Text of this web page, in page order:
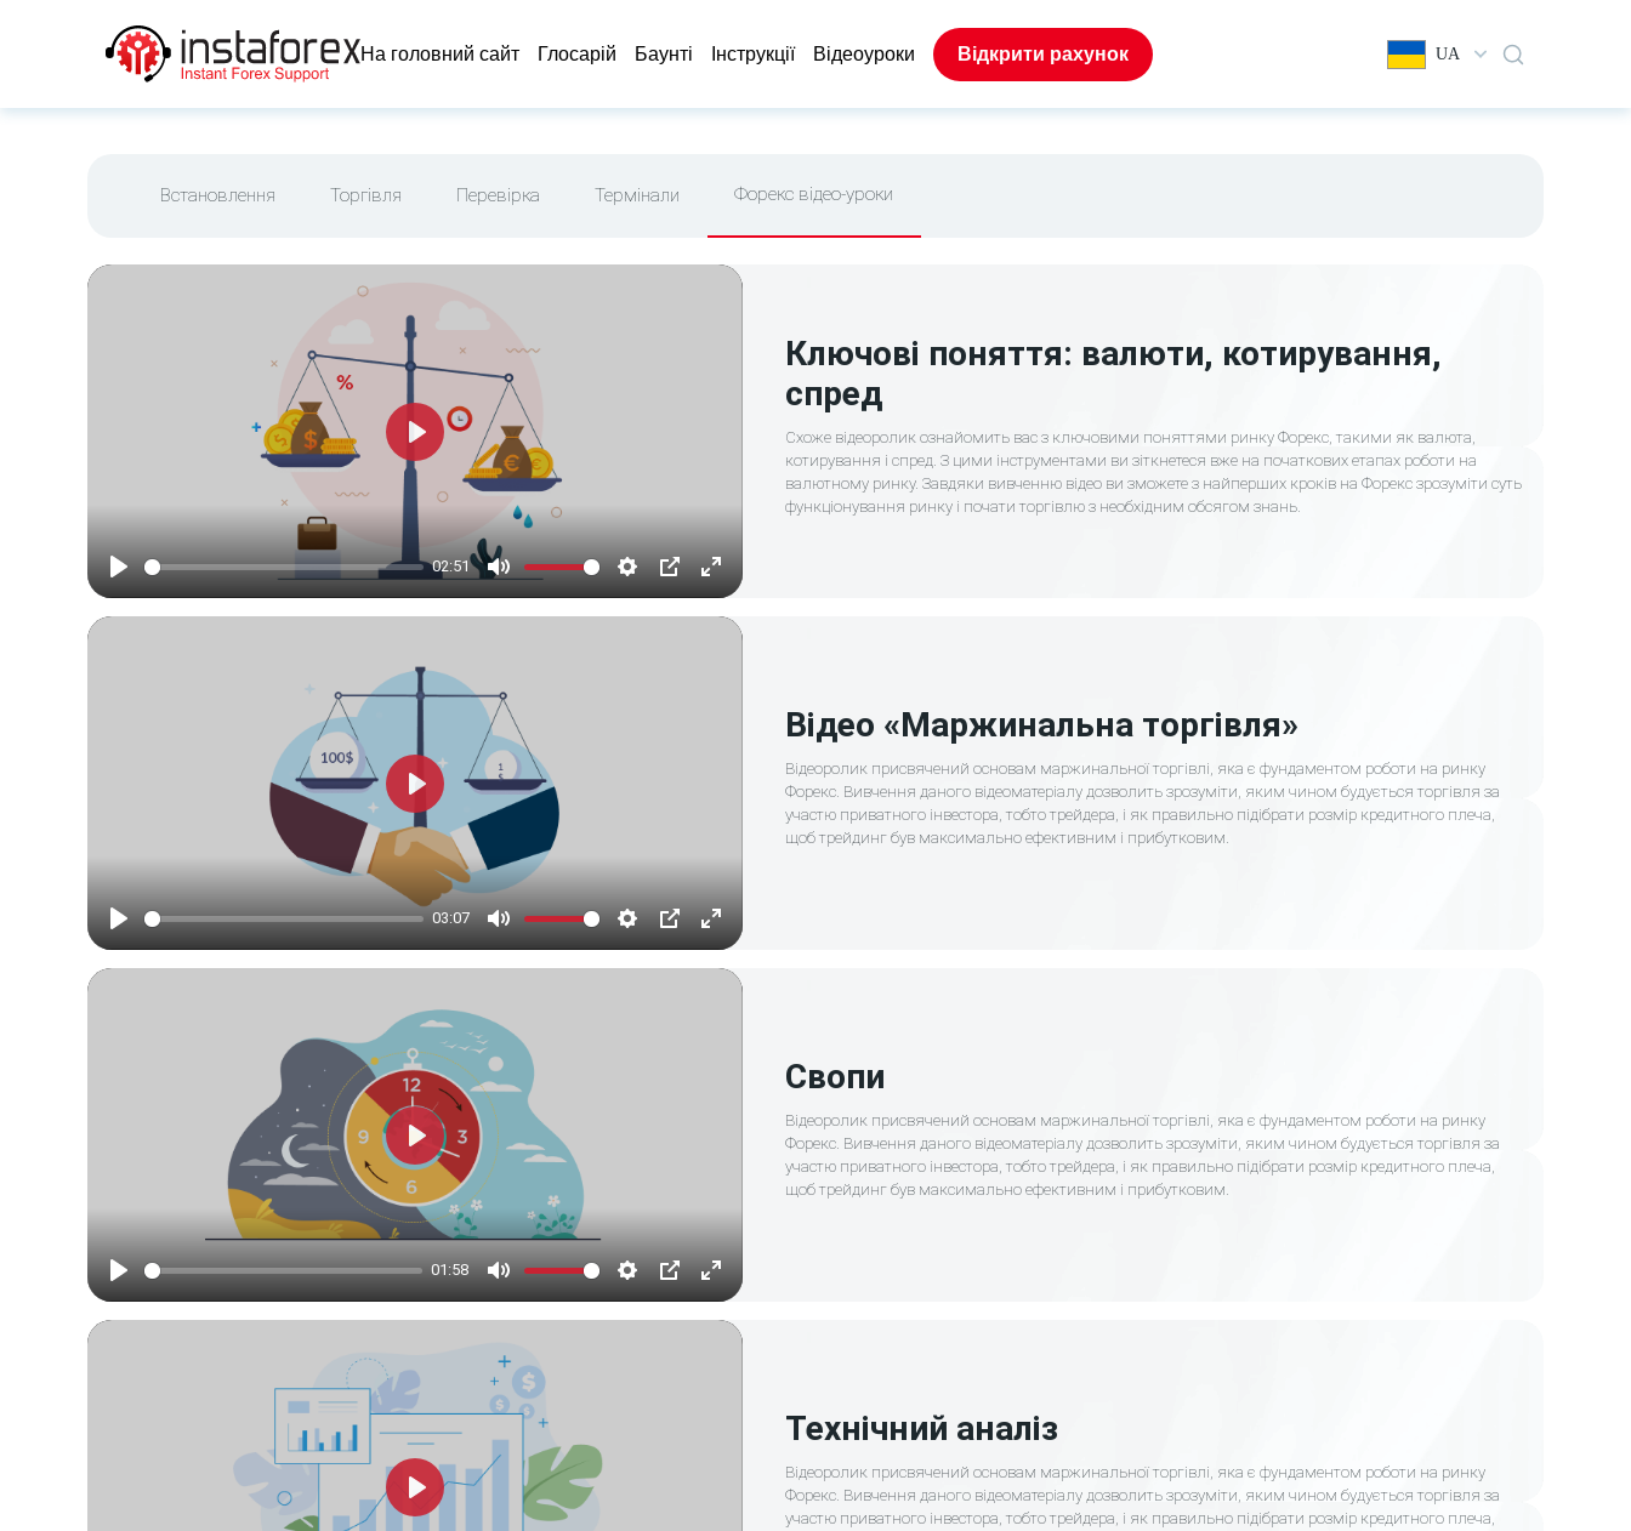
На головний сайт Глосарій Баунтi Інструкції Відеоуроки Відкрити рахунок UA
Встановлення Торгівля Перевірка Термінали Форекс відео-уроки
Play
02:51
Mute Settings
PIP
Enter
fullscreen
Play
Ключові поняття: валюти, котирування,
спред
Схоже відеоролик ознайомить вас з ключовими поняттями ринку Форекс, такими як валюта,
котирування і спред. З цими інструментами ви зіткнетеся вже на початкових етапах роботи на
валютному ринку. Завдяки вивченню відео ви зможете з найперших кроків на Форекс зрозуміти суть
функціонування ринку і почати торгівлю з необхідним обсягом знань.
Play
03:07
Mute Settings
PIP
Enter
fullscreen
Play
Відео «Маржинальна торгівля»
Відеоролик присвячений основам маржинальної торгівлі, яка є фундаментом роботи на ринку
Форекс. Вивчення даного відеоматеріалу дозволить зрозуміти, яким чином будується торгівля за
участю приватного інвестора, тобто трейдера, і як правильно підібрати розмір кредитного плеча,
щоб трейдинг був максимально ефективним і прибутковим.
Play
01:58
Mute Settings
PIP
Enter
fullscreen
Play
Свопи
Відеоролик присвячений основам маржинальної торгівлі, яка є фундаментом роботи на ринку
Форекс. Вивчення даного відеоматеріалу дозволить зрозуміти, яким чином будується торгівля за
участю приватного інвестора, тобто трейдера, і як правильно підібрати розмір кредитного плеча,
щоб трейдинг був максимально ефективним і прибутковим.
Play
Технічний аналіз
Відеоролик присвячений основам маржинальної торгівлі, яка є фундаментом роботи на ринку
Форекс. Вивчення даного відеоматеріалу дозволить зрозуміти, яким чином будується торгівля за
участю приватного інвестора, тобто трейдера, і як правильно підібрати розмір кредитного плеча,